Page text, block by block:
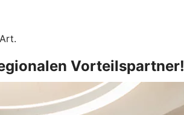
Vorteilspartner!